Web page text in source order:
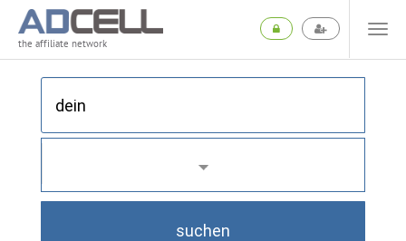
the affiliate network
suchen